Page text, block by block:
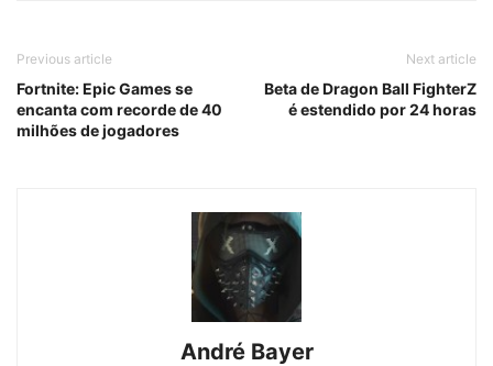
Previous article
Fortnite: Epic Games se
encanta com recorde de 40
milhões de jogadores
Next article
Beta de Dragon Ball FighterZ
é estendido por 24 horas
André Bayer